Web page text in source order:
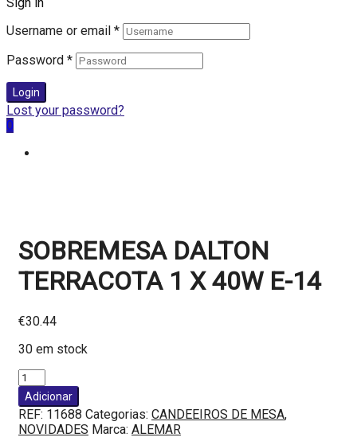
Username or email *
Password *
Login
Lost your password?
0
SOBREMESA DALTON
TERRACOTA 1 X 40W E-14
€30.44
30 em stock
Quantidade
de
SOBREMESA
DALTON
TERRACOTA
Adicionar
REF: 11688 Categorias: CANDEEIROS DE MESA,
NOVIDADES Marca: ALEMAR